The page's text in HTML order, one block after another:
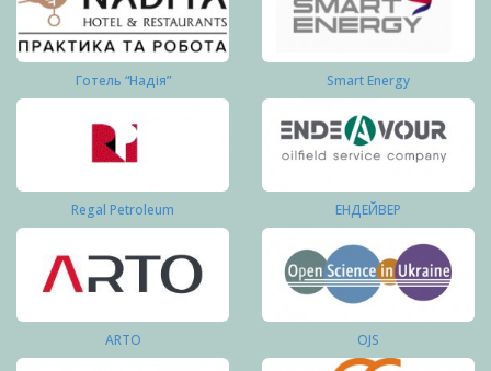
Готель “Надія” Smart Energy
Regal Petroleum ЕНДЕЙВЕР
ARTO OJS